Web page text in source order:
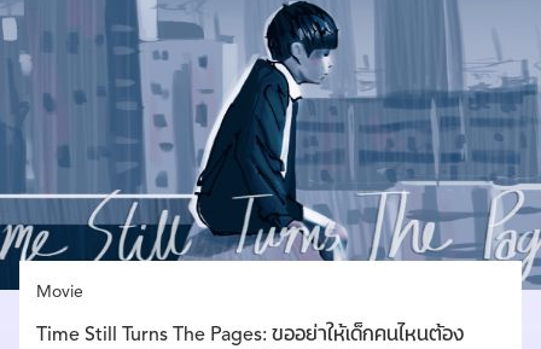
Movie
Time Still Turns The Pages: ขออย่าให้เด็กคนไหนต้อง